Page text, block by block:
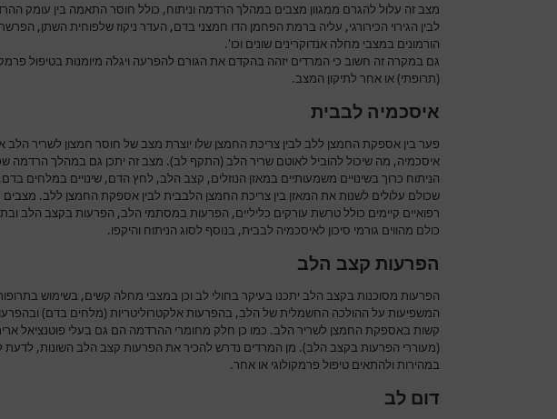
מצב זה עלול להגרם ממגוון מצבים במהלך הרדמה וניתוח, כולל חוסר התאמה בין עומק
לבין הגירוי הכירורגי, עליה ברמת הפחמן הדו חמצני בדם, העדר ניקוז שלפוחית השתן,
הורמונים במצבי מחלה אנדוקרינים שונים וכו'.
גם במקרה זה חשוב כי המרדים יזהה בהקדם את הגורם להפרעה ויגלה מיומנות בטיפול
(תרופתי) או אחר לתיקון המצב.
איסכמיה לבבית
פער בין אספקת החמצן ללב לבין צריכת החמצן שלו יוצרת מצב של חוסר חמצון לשריר הלב
איסכמיה, מה שיכול להוביל לאוטם שריר הלב (התקף לב). מצב זה יתכן גם במהלך הרדמה
הניתוח כרוך בשינויים משמעותיים במאזן הנוזלים, קצב הלב, לחץ הדם, שינויים במלחים בדם,
שכולם עלולים לשנות את המאזן בין צריכת החמצן הלבבית לבין אספקת החמצן ללב. מצבים
רפואיים קיימים כולל טרשת עורקים כליליים, הפרעות במסתמי הלב, הפרעות בקצב הלב
כולם מהווים גורמי סיכון לאיסכמיה לבבית, בנוסף לסוג הניתוח והיקפו.
הפרעות קצב הלב
הפרעות מסוכנות בקצב הלב יתכנו בעיקר בחולי לב וכן במצבי מחלה קשים, בשימוש
המשפיעות על ההולכה החשמלית של הלב, בהפרעות אלקטרוליטריות (מלחים בדם)
קשות באספקת החמצן לשריר הלב. כמו כן חלק מחומרי ההרדמה הם גם בעלי פוטנציאל
(מעוררי הפרעות בקצב הלב). מן המרדים נדרש להכיר את הפרעות קצב הלב השונות, לדעת
במהירות ולהתאים טיפול פרמקולוגי או אחר.
דום לב